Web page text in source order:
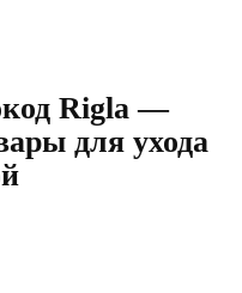
Rigla —
для ухода